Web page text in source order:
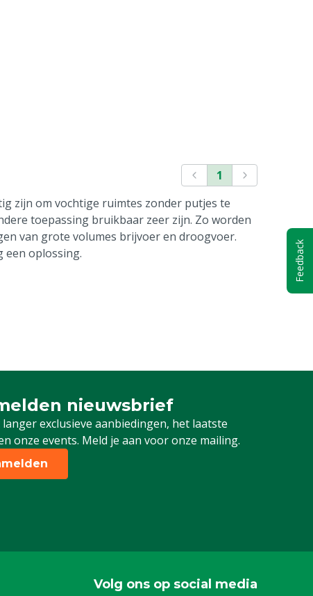
1
zijn om vochtige ruimtes zonder putjes te
toepassing bruikbaar zeer zijn. Zo worden
van grote volumes brijvoer en droogvoer.
een oplossing.
nieuwsbrief
exclusieve aanbiedingen, het laatste
onze events. Meld je aan voor onze mailing.
in voor onze nieuwsbrief
Volg ons op social media
Feedback